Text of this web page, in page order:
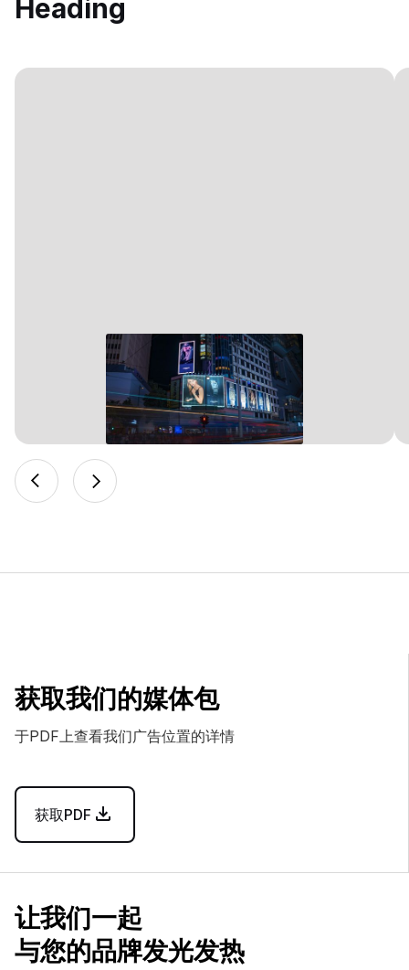
Heading
获取我们的媒体包
于PDF上查看我们广告位置的详情
获取PDF
让我们一起
与您的品牌发光发热